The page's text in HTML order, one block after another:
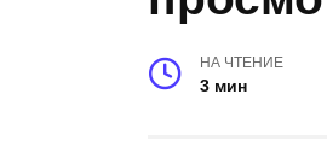
НА ЧТЕНИЕ
3 мин